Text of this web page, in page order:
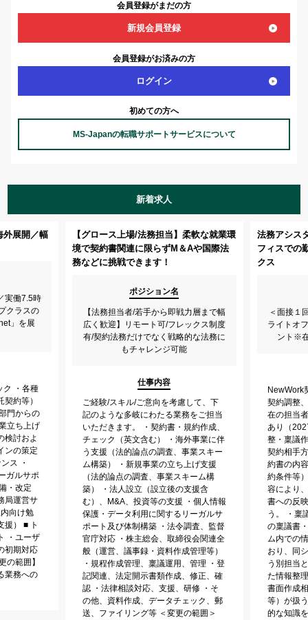
会員登録がまだの方
新規会員登録
会員登録がお済みの方
ログイン
初めての方へ
MS-Japanの転職サポートサービスについて
新着求人
外展開／幅
実働7.5時
クラスの
」を展
ク ・各種
約等）
門からの
立ち上げ
検討およ
ンの策定
ス ・
ガルサポ
・改定
局運営サ
向け勉
援） ■ ト
・ユーザ
初期対応
の範囲】
業務への
【グロース上場/法務担当】柔軟な就業環
境で契約書関連に限らずM＆Aや国際法
務などに挑戦できます！
ポジション名
【法務担当者/若手から即戦力層まで幅
広く歓迎】リモート可/フレックス制度
有/契約法務だけでなく戦略的な法務に
もチャレンジ可能
仕事内容
ご経験/スキル/ご意向を考慮して、下
記のような多岐にわたる業務をご担当
いただきます。 ・契約書・規約作成、
チェック（英文含む） ・海外事業に伴
う支援（法的論点の調査、事業スキー
ム構築） ・新規事業の立ち上げ支援
（法的論点の調査、事業スキーム構
築） ・法人設立（設立後の支援含
む）、M&A、投資等の支援 ・個人情報
保護・データ利用に関するリーガルサ
ポート及び体制構築 ・法令調査、監督
官庁対応 ・株主総会、取締役会関連全
般（運営、議事録・資料作成管理等）
・規程作成管理、稟議運用、管理 ・登
記関連、法定開示書類作成、修正、確
認 ・法律相談対応、支援、研修 ・そ
の他、資料作成、データチェック、郵
送、ファイリング等 ＜変更の範囲＞
法務アシス
フィスでの
クス
＜面接１
ライトオ
ント※
NewWork
契約調整
在の担当
あり（
整・稟議
契約相手
約書の内
約条件等
容により
書への反
う。 ・稟
の稟議書
ム内での
おり、同
う別担当
た情報整
書面作成
等）が扱
的な知識